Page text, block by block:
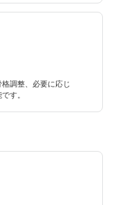
調整、必要に応じ
す。